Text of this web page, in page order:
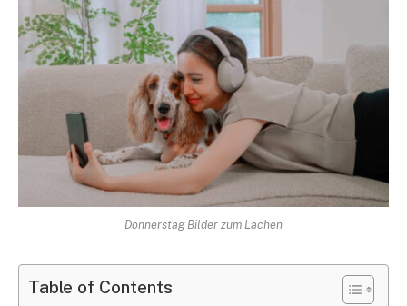
Donnerstag Bilder zum Lachen
Table of Contents